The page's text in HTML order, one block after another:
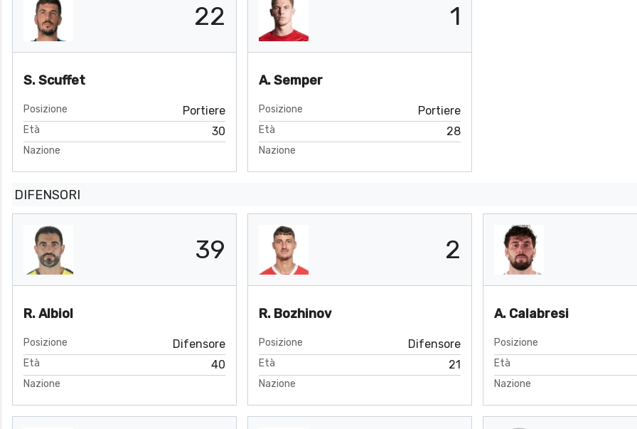
22
S. Scuffet
Posizione Portiere
Età 30
Nazione
1
A. Semper
Posizione Portiere
Età 28
Nazione
DIFENSORI
39
R. Albiol
Posizione Difensore
Età 40
Nazione
2
R. Bozhinov
Posizione Difensore
Età 21
Nazione
A. Calabresi
Posizione
Età
Nazione